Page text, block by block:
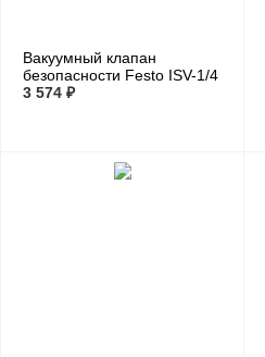
Вакуумный клапан
безопасности Festo ISV-1/4
3 574 ₽